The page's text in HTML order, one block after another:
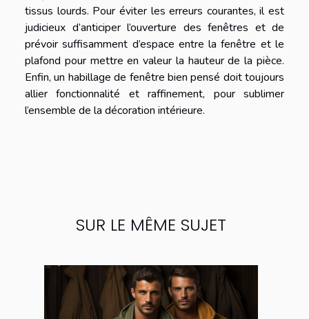
tissus lourds. Pour éviter les erreurs courantes, il est
judicieux d’anticiper l’ouverture des fenêtres et de
prévoir suffisamment d’espace entre la fenêtre et le
plafond pour mettre en valeur la hauteur de la pièce.
Enfin, un habillage de fenêtre bien pensé doit toujours
allier fonctionnalité et raffinement, pour sublimer
l’ensemble de la décoration intérieure.
SUR LE MÊME SUJET